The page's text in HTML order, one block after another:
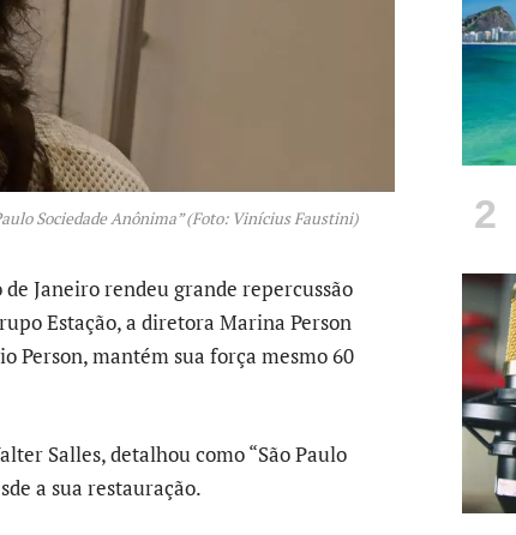
Sociedade Anônima” (Foto: Vinícius Faustini)
Janeiro rendeu grande repercussão
Estação, a diretora Marina Person
Person, mantém sua força mesmo 60
Salles, detalhou como “São Paulo
a sua restauração.